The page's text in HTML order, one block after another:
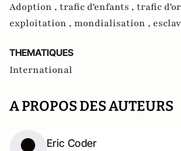
Adoption , trafic d'enfants , trafic
exploitation , mondialisation ,
THEMATIQUES
International
A PROPOS DES AUTEURS
Eric Coder